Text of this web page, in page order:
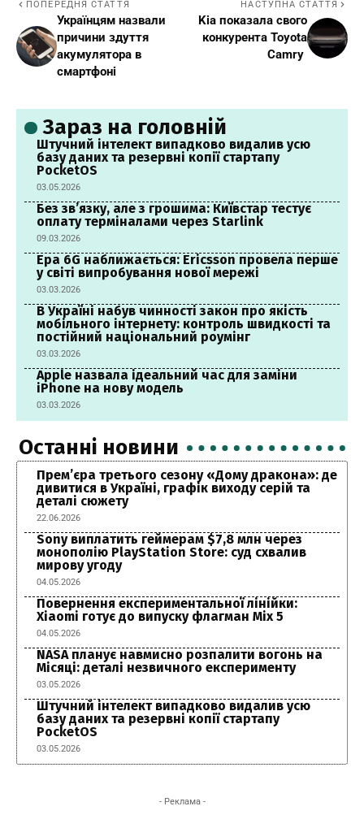
ПОПЕРЕДНЯ СТАТТЯ
Українцям назвали
причини здуття
акумулятора в
смартфоні
НАСТУПНА СТАТТЯ
Kia показала свого
конкурента Toyota
Camry
Зараз на головній
Штучний інтелект випадково видалив усю
базу даних та резервні копії стартапу
PocketOS
03.05.2026
Без зв’язку, але з грошима: Київстар тестує
оплату терміналами через Starlink
09.03.2026
Ера 6G наближається: Ericsson провела перше
у світі випробування нової мережі
03.03.2026
В Україні набув чинності закон про якість
мобільного інтернету: контроль швидкості та
постійний національний роумінг
03.03.2026
Apple назвала ідеальний час для заміни
iPhone на нову модель
03.03.2026
Останні новини
Прем’єра третього сезону «Дому дракона»: де
дивитися в Україні, графік виходу серій та
деталі сюжету
22.06.2026
Sony виплатить геймерам $7,8 млн через
монополію PlayStation Store: суд схвалив
мирову угоду
04.05.2026
Повернення експериментальної лінійки:
Xiaomi готує до випуску флагман Mix 5
04.05.2026
NASA планує навмисно розпалити вогонь на
Місяці: деталі незвичного експерименту
03.05.2026
Штучний інтелект випадково видалив усю
базу даних та резервні копії стартапу
PocketOS
03.05.2026
- Реклама -